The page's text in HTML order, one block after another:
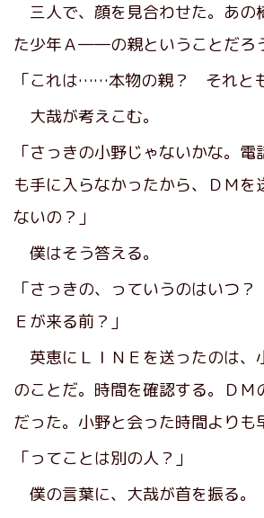
三人で、顔を見合わせた。あの
た少年Ａ――の親ということだろ
「これは……本物の親？ それと
大哉が考えこむ。
「さっきの小野じゃないかな。電
も手に入らなかったから、ＤＭを
ないの？」
僕はそう答える。
「さっきの、っていうのはいつ
Ｅが来る前？」
英恵にＬＩＮＥを送ったのは、
のことだ。時間を確認する。ＤＭ
だった。小野と会った時間よりも
「ってことは別の人？」
僕の言葉に、大哉が首を振る。